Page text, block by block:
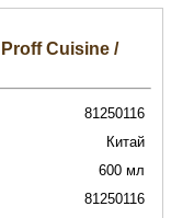
Cuisine /
81250116
Китай
600 мл
81250116